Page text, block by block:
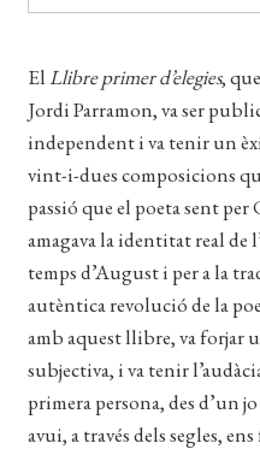
ElLlibre primer d’elegies,
Jordi Parramon, va ser
independent i va tenir un
vint-i-dues composicions
passió que el poeta sent
amagava la identitat real de
temps d’August i per a la
autèntica revolució de la
amb aquest llibre, va forjar
subjectiva, i va tenir
primera persona, des d’un
avui, a través dels segles,